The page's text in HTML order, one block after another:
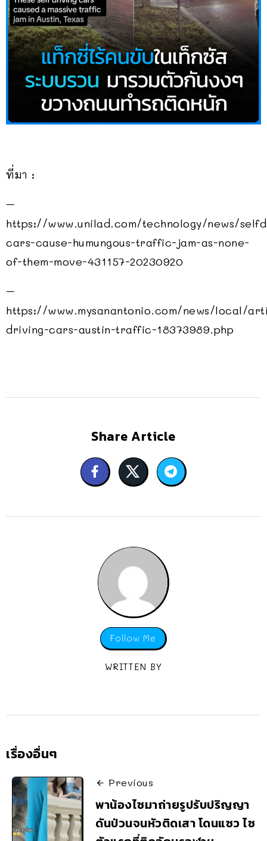
ที่มา :
–
https://www.unilad.com/technology/news/
cars-cause-humungous-traffic-jam-as-none-
of-them-move-431157-20230920
–
https://www.mysanantonio.com/news/local/
driving-cars-austin-traffic-18373989.php
Share Article
Follow Me
WRITTEN BY
เรื่องอื่นๆ
Previous
พาน้องไซมาถ่ายรูปรับปริญญา
ดันป่วนจนหัวติดเสา โดนแซว ไซ